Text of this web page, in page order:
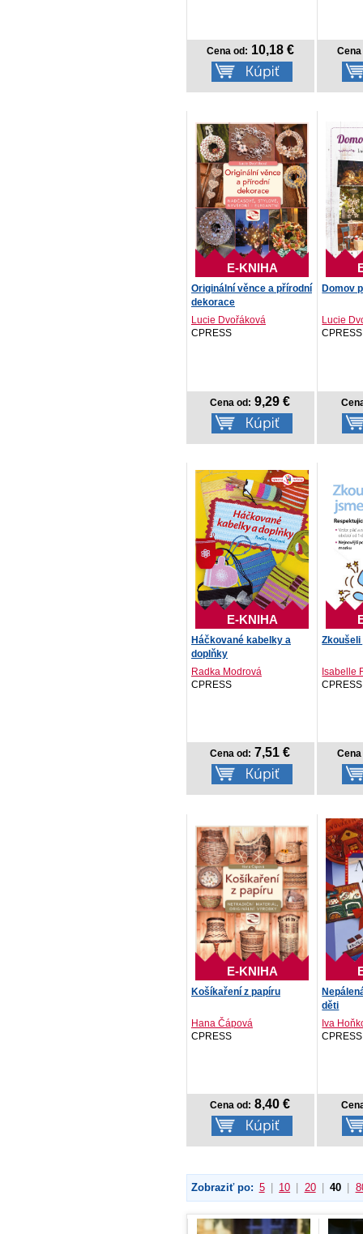
Cena od: 10,18 €
E-KNIHA
Originální věnce a přírodní
dekorace
Lucie Dvořáková
CPRESS
Cena od: 9,29 €
Domov
Lucie
CPRESS
E-KNIHA
Háčkované kabelky a
doplňky
Radka Modrová
CPRESS
Cena od: 7,51 €
Isabelle
CPRESS
E-KNIHA
Košíkaření z papíru
Hana Čápová
CPRESS
Cena od: 8,40 €
děti
Iva
CPRESS
Zobraziť po: 5 | 10 | 20 | 40 |